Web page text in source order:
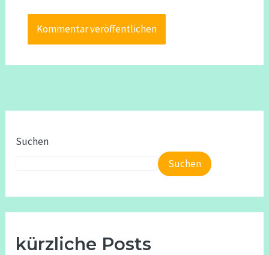
Suchen
Suchen
kürzliche Posts